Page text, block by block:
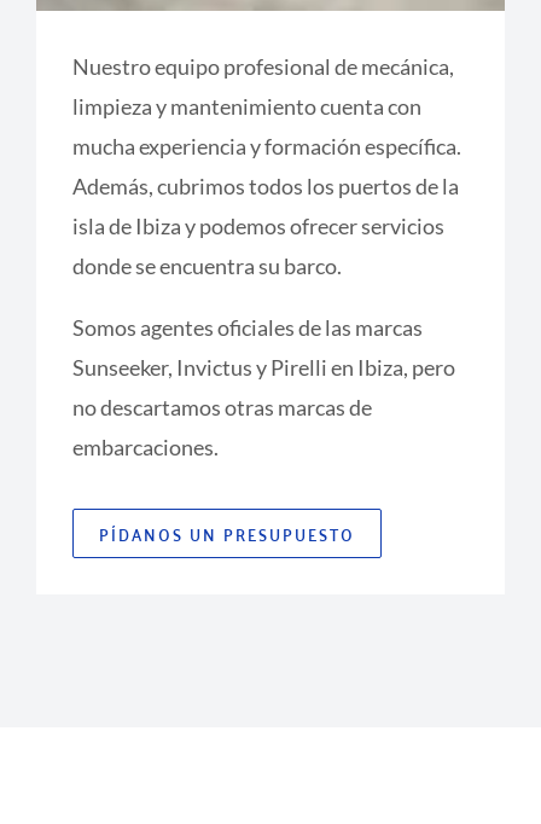
Nuestro equipo profesional de mecánica,
limpieza y mantenimiento cuenta con
mucha experiencia y formación específica.
Además, cubrimos todos los puertos de la
isla de Ibiza y podemos ofrecer servicios
donde se encuentra su barco.
Somos agentes oficiales de las marcas
Sunseeker, Invictus y Pirelli en Ibiza, pero
no descartamos otras marcas de
embarcaciones.
PÍDANOS UN PRESUPUESTO